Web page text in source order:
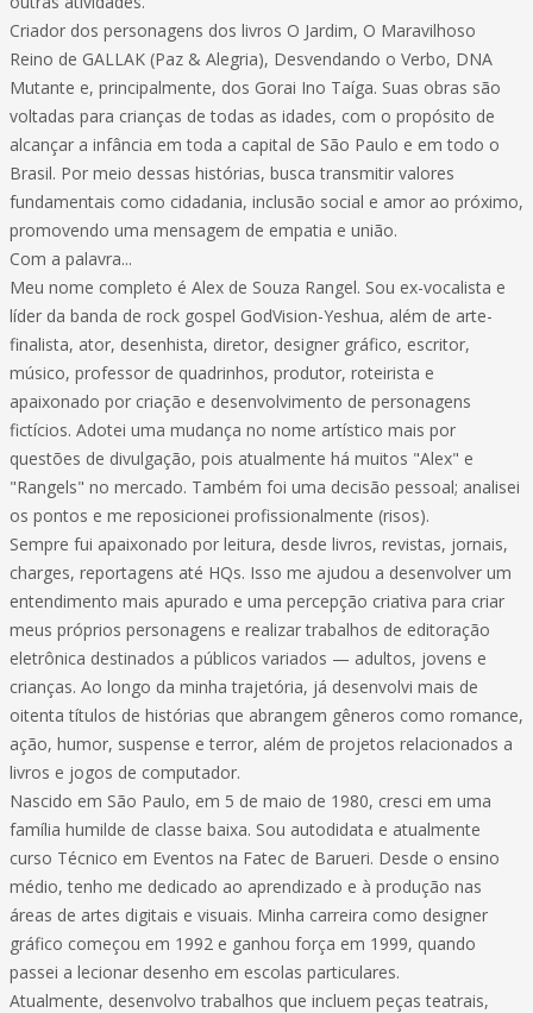
Criador dos personagens dos livros O Jardim, O Maravilhoso
Reino de GALLAK (Paz & Alegria), Desvendando o Verbo, DNA
Mutante e, principalmente, dos Gorai Ino Taíga. Suas obras são
voltadas para crianças de todas as idades, com o propósito de
alcançar a infância em toda a capital de São Paulo e em todo o
Brasil. Por meio dessas histórias, busca transmitir valores
fundamentais como cidadania, inclusão social e amor ao próximo,
promovendo uma mensagem de empatia e união.
Com a palavra...
Meu nome completo é Alex de Souza Rangel. Sou ex-vocalista e
líder da banda de rock gospel GodVision-Yeshua, além de arte-
finalista, ator, desenhista, diretor, designer gráfico, escritor,
músico, professor de quadrinhos, produtor, roteirista e
apaixonado por criação e desenvolvimento de personagens
fictícios. Adotei uma mudança no nome artístico mais por
questões de divulgação, pois atualmente há muitos "Alex" e
"Rangels" no mercado. Também foi uma decisão pessoal; analisei
os pontos e me reposicionei profissionalmente (risos).
Sempre fui apaixonado por leitura, desde livros, revistas, jornais,
charges, reportagens até HQs. Isso me ajudou a desenvolver um
entendimento mais apurado e uma percepção criativa para criar
meus próprios personagens e realizar trabalhos de editoração
eletrônica destinados a públicos variados — adultos, jovens e
crianças. Ao longo da minha trajetória, já desenvolvi mais de
oitenta títulos de histórias que abrangem gêneros como romance,
ação, humor, suspense e terror, além de projetos relacionados a
livros e jogos de computador.
Nascido em São Paulo, em 5 de maio de 1980, cresci em uma
família humilde de classe baixa. Sou autodidata e atualmente
curso Técnico em Eventos na Fatec de Barueri. Desde o ensino
médio, tenho me dedicado ao aprendizado e à produção nas
áreas de artes digitais e visuais. Minha carreira como designer
gráfico começou em 1992 e ganhou força em 1999, quando
passei a lecionar desenho em escolas particulares.
Atualmente, desenvolvo trabalhos que incluem peças teatrais,